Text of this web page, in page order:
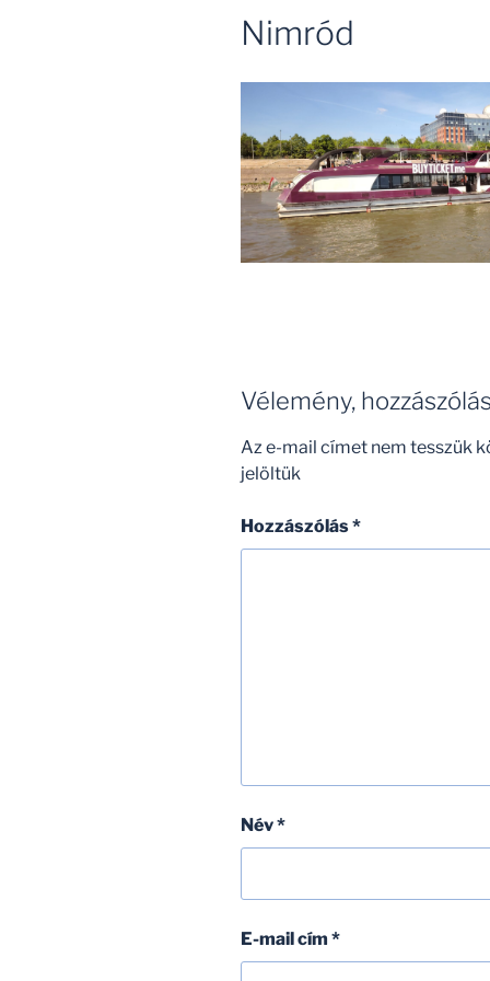
Nimród
Vélemény,
Az e-mail címet nem tesszük
jelöltük
Hozzászólás*
Név*
E-mail cím *